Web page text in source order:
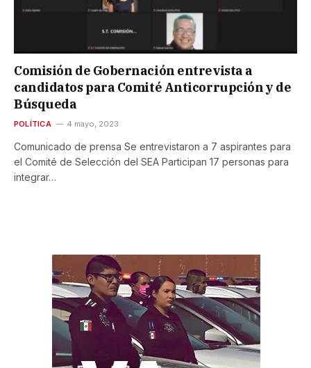
Comisión de Gobernación entrevista a
candidatos para Comité Anticorrupción y de
Búsqueda
POLÍTICA 4 mayo, 2023
Comunicado de prensa Se entrevistaron a 7 aspirantes para
el Comité de Selección del SEA Participan 17 personas para
integrar…